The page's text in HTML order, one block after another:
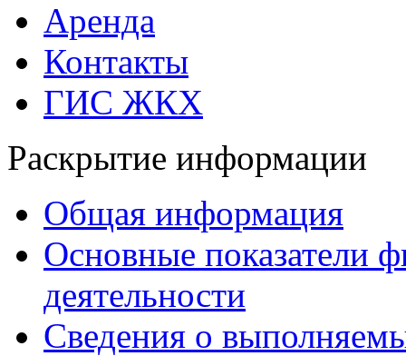
Аренда
Контакты
ГИС ЖКХ
Раскрытие информации
Общая информация
Основные показатели
деятельности
Сведения о